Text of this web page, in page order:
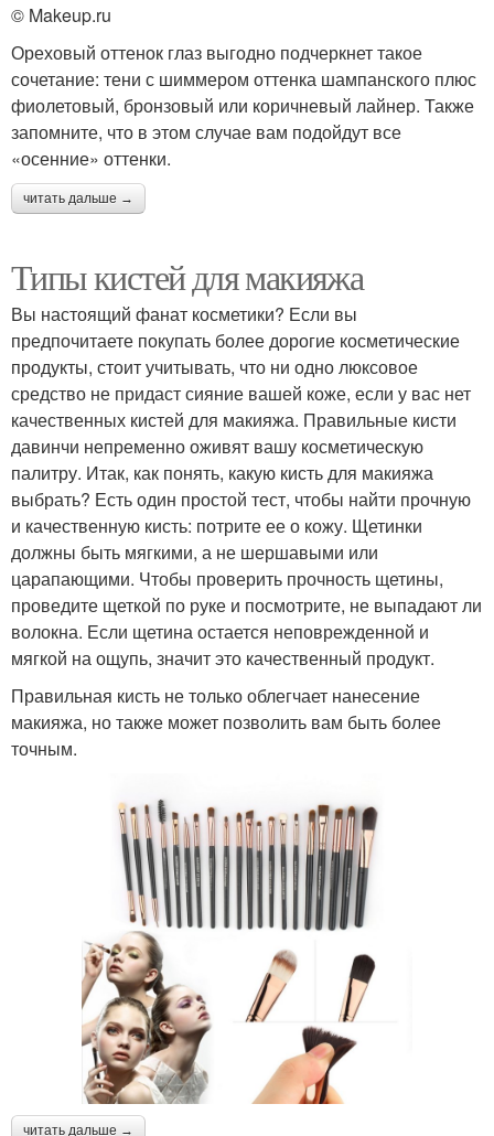
© Makeup.ru
Ореховый оттенок глаз выгодно подчеркнет такое
сочетание: тени с шиммером оттенка шампанского плюс
фиолетовый, бронзовый или коричневый лайнер. Также
запомните, что в этом случае вам подойдут все
«осенние» оттенки.
читать дальше →
Типы кистей для макияжа
Вы настоящий фанат косметики? Если вы
предпочитаете покупать более дорогие косметические
продукты, стоит учитывать, что ни одно люксовое
средство не придаст сияние вашей коже, если у вас нет
качественных кистей для макияжа. Правильные кисти
давинчи непременно оживят вашу косметическую
палитру. Итак, как понять, какую кисть для макияжа
выбрать? Есть один простой тест, чтобы найти прочную
и качественную кисть: потрите ее о кожу. Щетинки
должны быть мягкими, а не шершавыми или
царапающими. Чтобы проверить прочность щетины,
проведите щеткой по руке и посмотрите, не выпадают ли
волокна. Если щетина остается неповрежденной и
мягкой на ощупь, значит это качественный продукт.
Правильная кисть не только облегчает нанесение
макияжа, но также может позволить вам быть более
точным.
читать дальше →